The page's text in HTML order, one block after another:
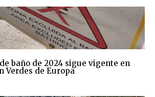
baño de 2024 sigue vigente en
Verdes de Europa